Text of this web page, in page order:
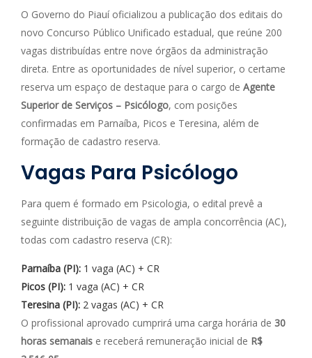
O Governo do Piauí oficializou a publicação dos editais do
novo Concurso Público Unificado estadual, que reúne 200
vagas distribuídas entre nove órgãos da administração
direta. Entre as oportunidades de nível superior, o certame
reserva um espaço de destaque para o cargo de Agente
Superior de Serviços – Psicólogo, com posições
confirmadas em Parnaíba, Picos e Teresina, além de
formação de cadastro reserva.
Vagas Para Psicólogo
Para quem é formado em Psicologia, o edital prevê a
seguinte distribuição de vagas de ampla concorrência (AC),
todas com cadastro reserva (CR):
Parnaíba (PI): 1 vaga (AC) + CR
Picos (PI): 1 vaga (AC) + CR
Teresina (PI): 2 vagas (AC) + CR
O profissional aprovado cumprirá uma carga horária de 30
horas semanais e receberá remuneração inicial de R$